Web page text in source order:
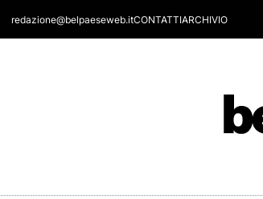
redazione@belpaeseweb.itCONTATTIARCHIVIO